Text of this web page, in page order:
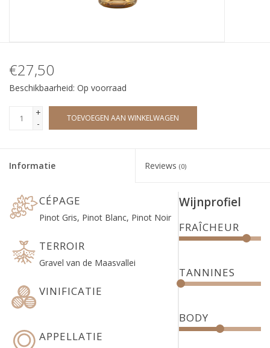
€27,50
Beschikbaarheid: Op voorraad
+
-
TOEVOEGEN AAN WINKELWAGEN
Informatie Reviews (0)
CÉPAGE
Pinot Gris, Pinot Blanc, Pinot Noir
TERROIR
Gravel van de Maasvallei
VINIFICATIE
APPELLATIE
Wijnprofiel
FRAÎCHEUR
TANNINES
BODY